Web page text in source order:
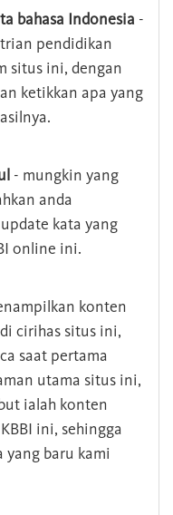
bahasa Indonesia -
pendidikan
situs ini, dengan
ketikkan apa yang
- mungkin yang
anda
kata yang
online ini.
konten
cirihas situs ini,
saat pertama
utama situs ini,
ialah konten
ini, sehingga
baru kami